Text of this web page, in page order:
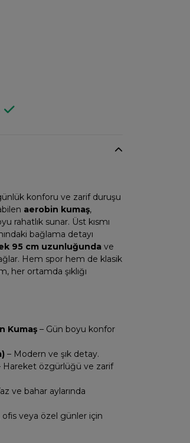
konforu ve zarif duruşu
aerobin kumaş,
rahatlık sunar. Üst kısmı
bağlama detayı
95 cm uzunluğunda ve
Hem spor hem de klasik
her ortamda şıklığı
Kumaş – Gün boyu konfor
– Modern ve şık detay.
Hareket özgürlüğü ve zarif
ve bahar aylarında
ofis veya özel günler için